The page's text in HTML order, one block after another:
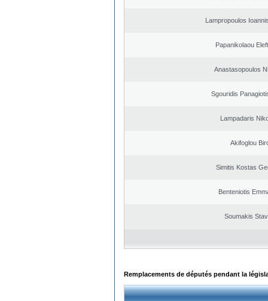
Lampropoulos
Papanikolaou
Anastasopoulos
Sgouridis
Lampadaris
Akifoglou
Simitis Kostas
Benteniotis
Soumakis
Remplacements de députés pendant la